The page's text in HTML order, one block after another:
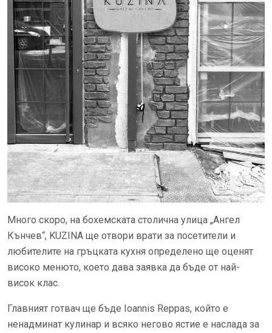
Много скоро, на бохемската столична улица „Ангел
Кънчев“, KUZINA ще отвори врати за посетители и
любителите на гръцката кухня определено ще оценят
високо менюто, което дава заявка да бъде от най-
висок клас.
Главният готвач ще бъде Ioannis Reppas, който е
ненадминат кулинар и всяко негово ястие е наслада за